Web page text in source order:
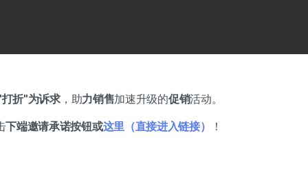
折"为诉求，助力销售加速升级的促销活动。
下端邀请承诺按钮或这里（直接进入链接） ！